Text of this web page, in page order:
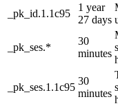
_pk_id.1.1c95
1 year
27 days
_pk_ses.*
30
minutes
_pk_ses.1.1c95
30
minutes